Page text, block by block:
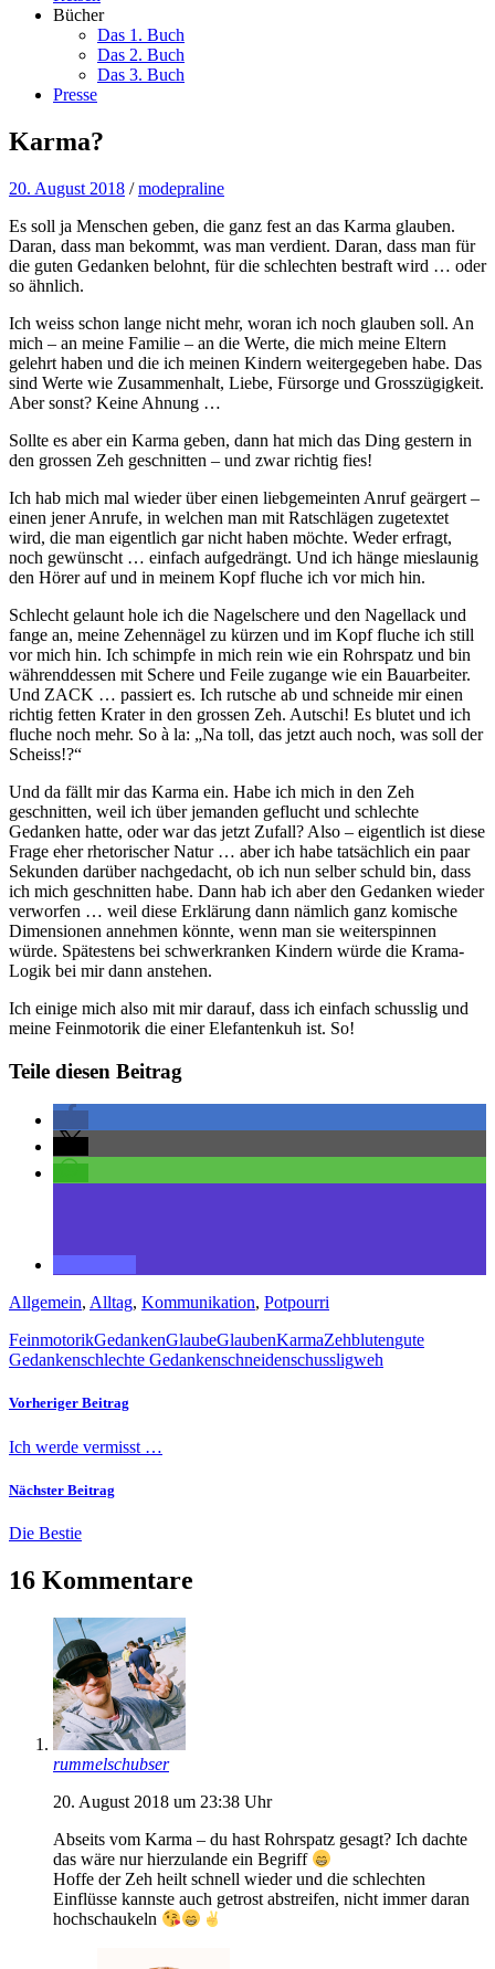
Bücher
Das 1. Buch
Das 2. Buch
Das 3. Buch
Presse
Karma?
20. August 2018 /modepraline
Es soll ja Menschen geben, die ganz fest an das Karma glauben.
Daran, dass man bekommt, was man verdient. Daran, dass man für
die guten Gedanken belohnt, für die schlechten bestraft wird … oder
so ähnlich.
Ich weiss schon lange nicht mehr, woran ich noch glauben soll. An
mich – an meine Familie – an die Werte, die mich meine Eltern
gelehrt haben und die ich meinen Kindern weitergegeben habe. Das
sind Werte wie Zusammenhalt, Liebe, Fürsorge und Grosszügigkeit.
Aber sonst? Keine Ahnung …
Sollte es aber ein Karma geben, dann hat mich das Ding gestern in
den grossen Zeh geschnitten – und zwar richtig fies!
Ich hab mich mal wieder über einen liebgemeinten Anruf geärgert –
einen jener Anrufe, in welchen man mit Ratschlägen zugetextet
wird, die man eigentlich gar nicht haben möchte. Weder erfragt,
noch gewünscht … einfach aufgedrängt. Und ich hänge mieslaunig
den Hörer auf und in meinem Kopf fluche ich vor mich hin.
Schlecht gelaunt hole ich die Nagelschere und den Nagellack und
fange an, meine Zehennägel zu kürzen und im Kopf fluche ich still
vor mich hin. Ich schimpfe in mich rein wie ein Rohrspatz und bin
währenddessen mit Schere und Feile zugange wie ein Bauarbeiter.
Und ZACK … passiert es. Ich rutsche ab und schneide mir einen
richtig fetten Krater in den grossen Zeh. Autschi! Es blutet und ich
fluche noch mehr. So à la: „Na toll, das jetzt auch noch, was soll der
Scheiss!?“
Und da fällt mir das Karma ein. Habe ich mich in den Zeh
geschnitten, weil ich über jemanden geflucht und schlechte
Gedanken hatte, oder war das jetzt Zufall? Also – eigentlich ist diese
Frage eher rhetorischer Natur … aber ich habe tatsächlich ein paar
Sekunden darüber nachgedacht, ob ich nun selber schuld bin, dass
ich mich geschnitten habe. Dann hab ich aber den Gedanken wieder
verworfen … weil diese Erklärung dann nämlich ganz komische
Dimensionen annehmen könnte, wenn man sie weiterspinnen
würde. Spätestens bei schwerkranken Kindern würde die Krama-
Logik bei mir dann anstehen.
Ich einige mich also mit mir darauf, dass ich einfach schusslig und
meine Feinmotorik die einer Elefantenkuh ist. So!
Teile diesen Beitrag
Allgemein, Alltag, Kommunikation, Potpourri
FeinmotorikGedankenGlaubeGlaubenKarmaZehblutengute
Gedankenschlechte Gedankenschneidenschussligweh
Vorheriger Beitrag
Ich werde vermisst …
Nächster Beitrag
Die Bestie
16 Kommentare
rummelschubser
20. August 2018 um 23:38 Uhr
Abseits vom Karma – du hast Rohrspatz gesagt? Ich dachte
das wäre nur hierzulande ein Begriff
Hoffe der Zeh heilt schnell wieder und die schlechten
Einflüsse kannste auch getrost abstreifen, nicht immer daran
hochschaukeln